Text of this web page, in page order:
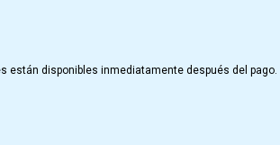
disponibles inmediatamente después del pago.